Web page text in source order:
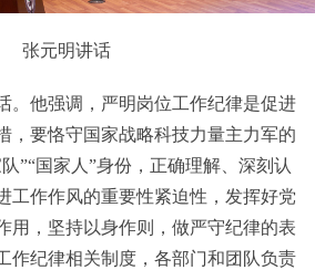
张元明讲话
。他强调，严明岗位工作纪律是促进
，要恪守国家战略科技力量主力军的
”“国家人”身份，正确理解、深刻认
工作作风的重要性紧迫性，发挥好党
用，坚持以身作则，做严守纪律的表
作纪律相关制度，各部门和团队负责